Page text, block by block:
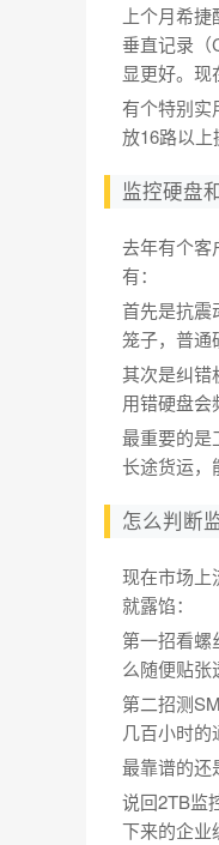
上个月希
垂直记录（
显更好。现
有个特别实
放16路以上
监控硬盘
去年有个客
有：
首先是抗震
笼子，普通
其次是纠错
用错硬盘会
最重要的是
长途货运，
怎么判断
现在市场上
就露馅：
第一招看螺
么随便贴张
第二招测
几百小时的
最靠谱的还
说回2TB监
下来的企业